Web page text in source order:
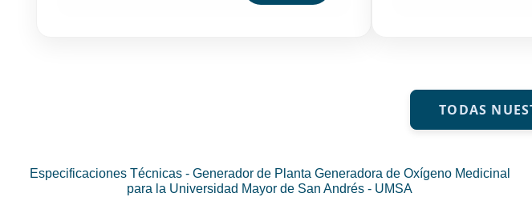
TODAS
Especificaciones Técnicas - Generador de Planta Generadora de Oxígeno Medicinal
para la Universidad Mayor de San Andrés - UMSA